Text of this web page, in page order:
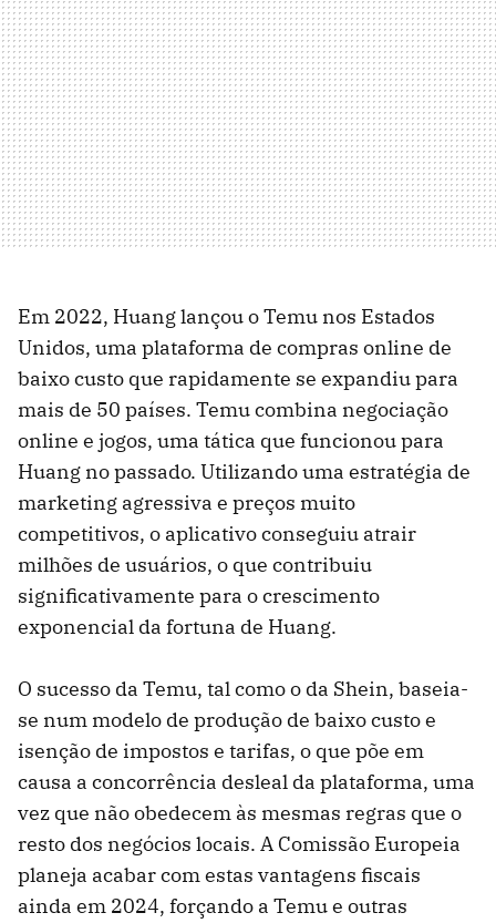
Em 2022, Huang lançou o Temu nos Estados
Unidos, uma plataforma de compras online de
baixo custo que rapidamente se expandiu para
mais de 50 países. Temu combina negociação
online e jogos, uma tática que funcionou para
Huang no passado. Utilizando uma estratégia de
marketing agressiva e preços muito
competitivos, o aplicativo conseguiu atrair
milhões de usuários, o que contribuiu
significativamente para o crescimento
exponencial da fortuna de Huang.
O sucesso da Temu, tal como o da Shein, baseia-
se num modelo de produção de baixo custo e
isenção de impostos e tarifas, o que põe em
causa a concorrência desleal da plataforma, uma
vez que não obedecem às mesmas regras que o
resto dos negócios locais. A Comissão Europeia
planeja acabar com estas vantagens fiscais
ainda em 2024, forçando a Temu e outras